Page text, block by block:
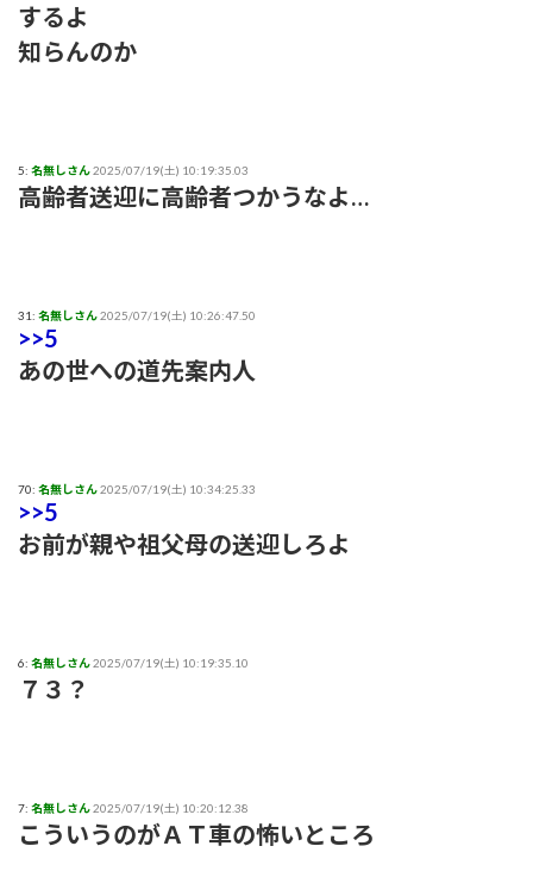
するよ
知らんのか
5: 名無しさん2025/07/19(土) 10:19:35.03
高齢者送迎に高齢者つかうなよ…
31: 名無しさん2025/07/19(土) 10:26:47.50
>>5
あの世への道先案内人
70: 名無しさん2025/07/19(土) 10:34:25.33
>>5
お前が親や祖父母の送迎しろよ
6: 名無しさん2025/07/19(土) 10:19:35.10
７３？
7: 名無しさん2025/07/19(土) 10:20:12.38
こういうのがＡＴ車の怖いところ